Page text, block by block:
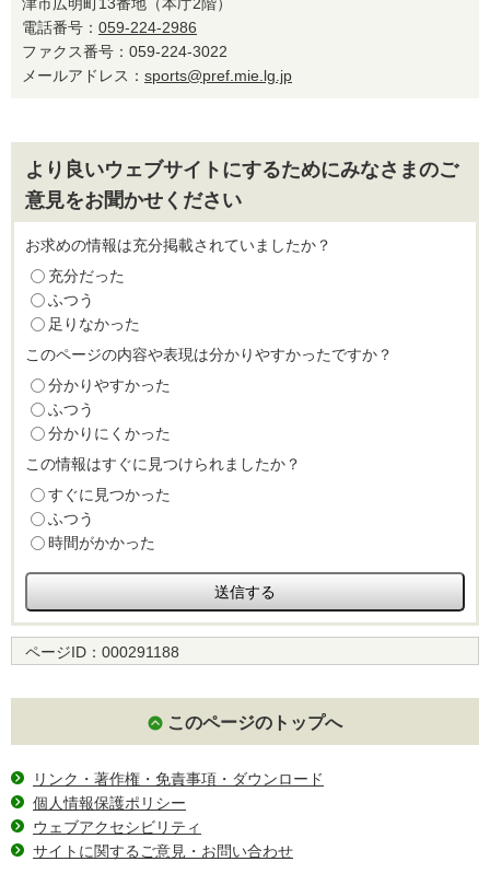
電話番号： 059-224-2986
ファクス番号：059-224-3022
メールアドレス： sports@pref.mie.lg.jp
より良いウェブサイトにするためにみなさまのご
意見をお聞かせください
お求めの情報は充分掲載されていましたか？
充分だった
ふつう
足りなかった
このページの内容や表現は分かりやすかったですか？
分かりやすかった
ふつう
分かりにくかった
この情報はすぐに見つけられましたか？
すぐに見つかった
ふつう
時間がかかった
ページID： 000291188
このページのトップへ
リンク・著作権・免責事項・ダウンロード
個人情報保護ポリシー
ウェブアクセシビリティ
サイトに関するご意見・お問い合わせ